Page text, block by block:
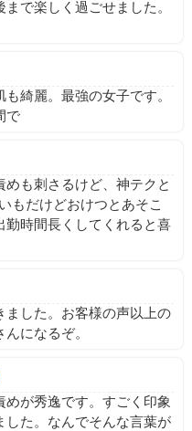
で楽しく過ごせました。
綺麗。最強の女子です。
で
も刺さるけど、神テクと
もだけどおけつとあそこ
勤時間長くしてくれると喜
ました。お客様の声以上の
になるぞ。
が秀逸です。すごく印象
した。なんでそんな言葉が